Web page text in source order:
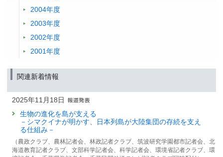
2004年度
2003年度
2002年度
2001年度
関連新着情報
2025年11月18日
生物の進化を島が支える
－シマクイナが明かす、日本列島が大陸集団の存続を支え
る仕組み－
（農政クラブ、農林記者会、林政記者クラブ、筑波研究学園都市記者会、北
海道教育記者クラブ、文部科学記者会、科学記者会、環境省記者クラブ、環